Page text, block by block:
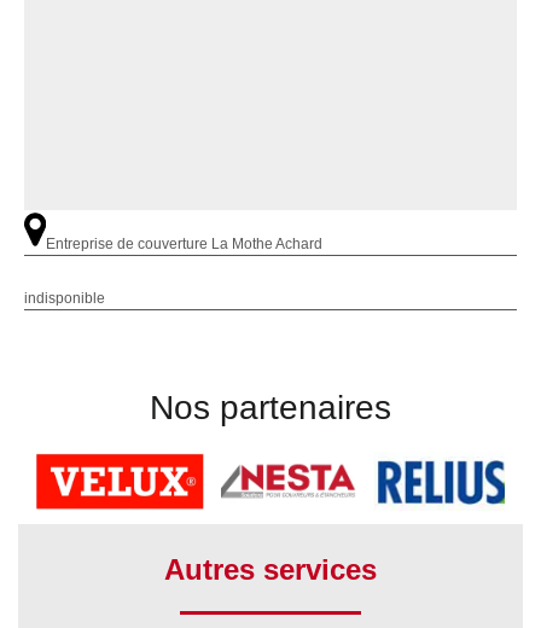
Entreprise de couverture La Mothe Achard
indisponible
Nos partenaires
Autres services